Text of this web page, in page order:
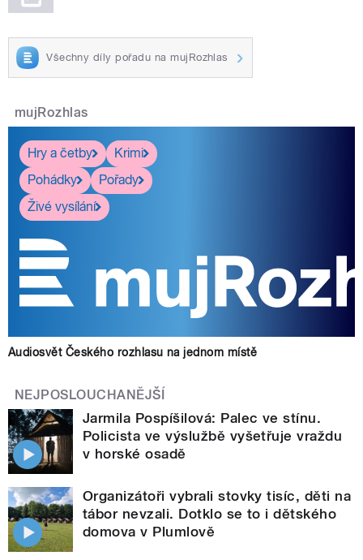
Všechny díly pořadu na mujRozhlas
mujRozhlas
Hry a četby
Krimi
Pohádky
Pořady
Živé vysílání
Audiosvět Českého rozhlasu na jednom místě
NEJPOSLOUCHANĚJŠÍ
Jarmila Pospíšilová: Palec ve stínu.
Policista ve výslužbě vyšetřuje vraždu
v horské osadě
Organizátoři vybrali stovky tisíc, děti na
tábor nevzali. Dotklo se to i dětského
domova v Plumlově